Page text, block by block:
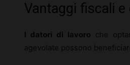
Vantaggi fiscali
I datori di lavoro che
agevolate possono